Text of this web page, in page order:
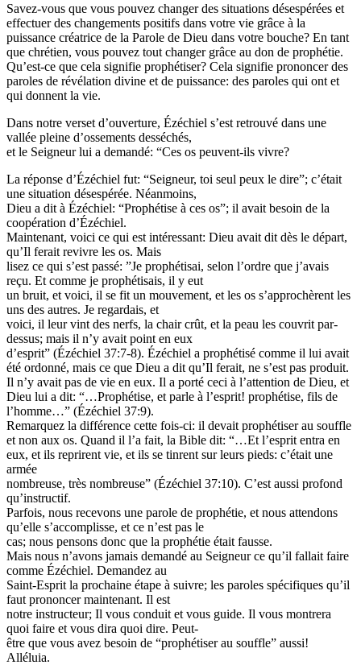
Savez-vous que vous pouvez changer des situations désespérées et
effectuer des changements positifs dans votre vie grâce à la
puissance créatrice de la Parole de Dieu dans votre bouche? En tant
que chrétien, vous pouvez tout changer grâce au don de prophétie.
Qu’est-ce que cela signifie prophétiser? Cela signifie prononcer des
paroles de révélation divine et de puissance: des paroles qui ont et
qui donnent la vie.
Dans notre verset d’ouverture, Ézéchiel s’est retrouvé dans une
vallée pleine d’ossements desséchés,
et le Seigneur lui a demandé: “Ces os peuvent-ils vivre?
La réponse d’Ézéchiel fut: “Seigneur, toi seul peux le dire”; c’était
une situation désespérée. Néanmoins,
Dieu a dit à Ézéchiel: “Prophétise à ces os”; il avait besoin de la
coopération d’Ézéchiel.
Maintenant, voici ce qui est intéressant: Dieu avait dit dès le départ,
qu’Il ferait revivre les os. Mais
lisez ce qui s’est passé: ”Je prophétisai, selon l’ordre que j’avais
reçu. Et comme je prophétisais, il y eut
un bruit, et voici, il se fit un mouvement, et les os s’approchèrent les
uns des autres. Je regardais, et
voici, il leur vint des nerfs, la chair crût, et la peau les couvrit par-
dessus; mais il n’y avait point en eux
d’esprit” (Ézéchiel 37:7-8). Ézéchiel a prophétisé comme il lui avait
été ordonné, mais ce que Dieu a dit qu’Il ferait, ne s’est pas produit.
Il n’y avait pas de vie en eux. Il a porté ceci à l’attention de Dieu, et
Dieu lui a dit: “…Prophétise, et parle à l’esprit! prophétise, fils de
l’homme…” (Ézéchiel 37:9).
Remarquez la différence cette fois-ci: il devait prophétiser au souffle
et non aux os. Quand il l’a fait, la Bible dit: “…Et l’esprit entra en
eux, et ils reprirent vie, et ils se tinrent sur leurs pieds: c’était une
armée
nombreuse, très nombreuse” (Ézéchiel 37:10). C’est aussi profond
qu’instructif.
Parfois, nous recevons une parole de prophétie, et nous attendons
qu’elle s’accomplisse, et ce n’est pas le
cas; nous pensons donc que la prophétie était fausse.
Mais nous n’avons jamais demandé au Seigneur ce qu’il fallait faire
comme Ézéchiel. Demandez au
Saint-Esprit la prochaine étape à suivre; les paroles spécifiques qu’il
faut prononcer maintenant. Il est
notre instructeur; Il vous conduit et vous guide. Il vous montrera
quoi faire et vous dira quoi dire. Peut-
être que vous avez besoin de “prophétiser au souffle” aussi!
Alléluia.